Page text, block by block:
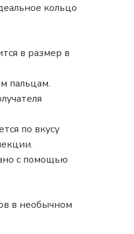
кольцо
в размер в
пальцам.
по вкусу
с помощью
в необычном